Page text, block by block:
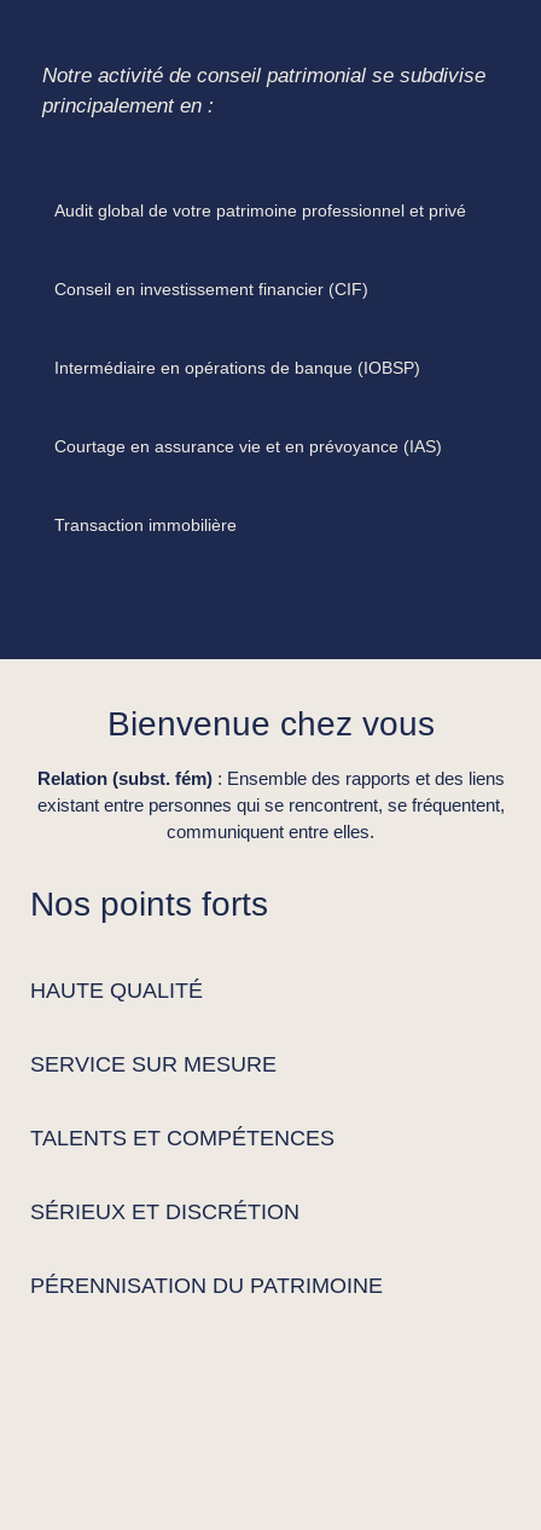
Notre activité de conseil patrimonial se subdivise
principalement en :
Audit global de votre patrimoine professionnel et privé
Conseil en investissement financier (CIF)
Intermédiaire en opérations de banque (IOBSP)
Courtage en assurance vie et en prévoyance (IAS)
Transaction immobilière
Bienvenue chez vous
Relation (subst. fém): Ensemble des rapports et des liens
existant entre personnes qui se rencontrent, se fréquentent,
communiquent entre elles.
Nos points forts
HAUTE QUALITÉ
SERVICE SUR MESURE
TALENTS ET COMPÉTENCES
SÉRIEUX ET DISCRÉTION
PÉRENNISATION DU PATRIMOINE